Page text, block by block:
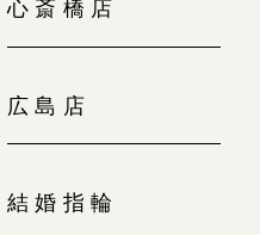
心斎橋店
広島店
結婚指輪